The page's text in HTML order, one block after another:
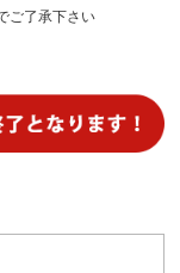
ご了承下さい